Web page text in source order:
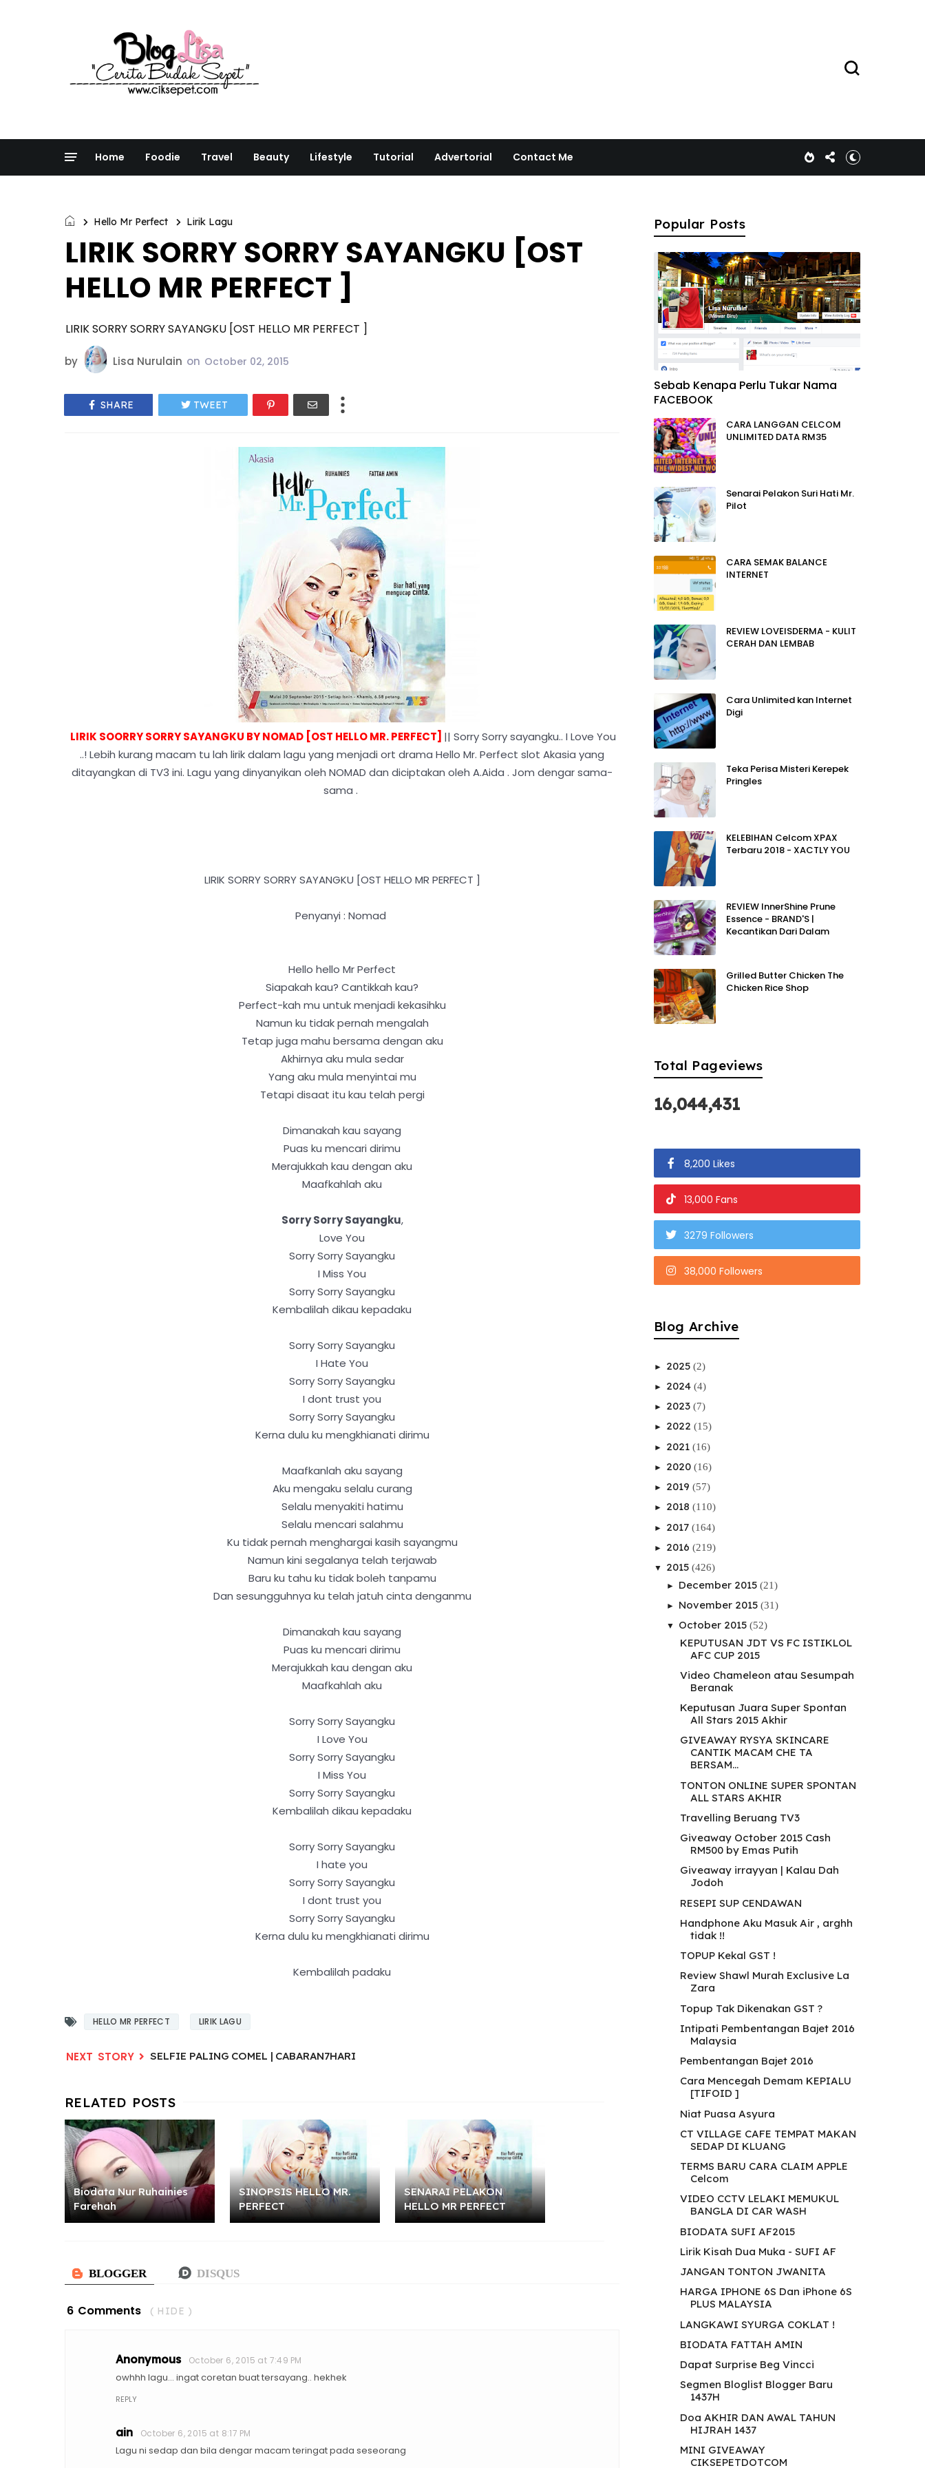
Home Foodie Travel Beauty Lifestyle Tutorial Advertorial Contact Me
Hello Mr Perfect Lirik Lagu
LIRIK SORRY SORRY SAYANGKU [OST
HELLO MR PERFECT ]
LIRIK SORRY SORRY SAYANGKU [OST HELLO MR PERFECT ]
by Lisa Nurulain on October 02, 2015
SHARE TWEET
LIRIK SOORRY SORRY SAYANGKU BY NOMAD [OST HELLO MR. PERFECT] || Sorry Sorry sayangku.. I Love You
..! Lebih kurang macam tu lah lirik dalam lagu yang menjadi ort drama Hello Mr. Perfect slot Akasia yang
ditayangkan di TV3 ini. Lagu yang dinyanyikan oleh NOMAD dan diciptakan oleh A.Aida . Jom dengar sama-
sama .
LIRIK SORRY SORRY SAYANGKU [OST HELLO MR PERFECT ]
Penyanyi : Nomad
Hello hello Mr Perfect
Siapakah kau? Cantikkah kau?
Perfect-kah mu untuk menjadi kekasihku
Namun ku tidak pernah mengalah
Tetap juga mahu bersama dengan aku
Akhirnya aku mula sedar
Yang aku mula menyintai mu
Tetapi disaat itu kau telah pergi
Dimanakah kau sayang
Puas ku mencari dirimu
Merajukkah kau dengan aku
Maafkahlah aku
Sorry Sorry Sayangku,
Love You
Sorry Sorry Sayangku
I Miss You
Sorry Sorry Sayangku
Kembalilah dikau kepadaku
Sorry Sorry Sayangku
I Hate You
Sorry Sorry Sayangku
I dont trust you
Sorry Sorry Sayangku
Kerna dulu ku mengkhianati dirimu
Maafkanlah aku sayang
Aku mengaku selalu curang
Selalu menyakiti hatimu
Selalu mencari salahmu
Ku tidak pernah menghargai kasih sayangmu
Namun kini segalanya telah terjawab
Baru ku tahu ku tidak boleh tanpamu
Dan sesungguhnya ku telah jatuh cinta denganmu
Dimanakah kau sayang
Puas ku mencari dirimu
Merajukkah kau dengan aku
Maafkahlah aku
Sorry Sorry Sayangku
I Love You
Sorry Sorry Sayangku
I Miss You
Sorry Sorry Sayangku
Kembalilah dikau kepadaku
Sorry Sorry Sayangku
I hate you
Sorry Sorry Sayangku
I dont trust you
Sorry Sorry Sayangku
Kerna dulu ku mengkhianati dirimu
Kembalilah padaku
HELLO MR PERFECT LIRIK LAGU
SELFIE PALING COMEL | CABARAN7HARI
Biodata Nur Ruhainies
Farehah
SINOPSIS HELLO MR.
PERFECT
SENARAI PELAKON
HELLO MR PERFECT
6 Comments ( HIDE )
Anonymous October 6, 2015 at 7:49 PM
owhhh lagu... ingat coretan buat tersayang.. hekhek
REPLY
ain October 6, 2015 at 8:17 PM
Lagu ni sedap dan bila dengar macam teringat pada seseorang
Popular Posts
Sebab Kenapa Perlu Tukar Nama
FACEBOOK
CARA LANGGAN CELCOM
UNLIMITED DATA RM35
Senarai Pelakon Suri Hati Mr.
Pilot
CARA SEMAK BALANCE
INTERNET
REVIEW LOVEISDERMA - KULIT
CERAH DAN LEMBAB
Cara Unlimited kan Internet
Digi
Teka Perisa Misteri Kerepek
Pringles
KELEBIHAN Celcom XPAX
Terbaru 2018 - XACTLY YOU
REVIEW InnerShine Prune
Essence - BRAND'S |
Kecantikan Dari Dalam
Grilled Butter Chicken The
Chicken Rice Shop
Total Pageviews
16,044,431
8,200 Likes
13,000 Fans
3279 Followers
38,000 Followers
Blog Archive
► 2025 (2)
► 2024 (4)
► 2023 (7)
► 2022 (15)
► 2021 (16)
► 2020 (16)
► 2019 (57)
► 2018 (110)
► 2017 (164)
► 2016 (219)
▼ 2015 (426)
► December 2015 (21)
► November 2015 (31)
▼ October 2015 (52)
KEPUTUSAN JDT VS FC ISTIKLOL
AFC CUP 2015
Video Chameleon atau Sesumpah
Beranak
Keputusan Juara Super Spontan
All Stars 2015 Akhir
GIVEAWAY RYSYA SKINCARE
CANTIK MACAM CHE TA
BERSAM...
TONTON ONLINE SUPER SPONTAN
ALL STARS AKHIR
Travelling Beruang TV3
Giveaway October 2015 Cash
RM500 by Emas Putih
Giveaway irrayyan | Kalau Dah
Jodoh
RESEPI SUP CENDAWAN
Handphone Aku Masuk Air , arghh
tidak !!
TOPUP Kekal GST !
Review Shawl Murah Exclusive La
Zara
Topup Tak Dikenakan GST ?
Intipati Pembentangan Bajet 2016
Malaysia
Pembentangan Bajet 2016
Cara Mencegah Demam KEPIALU
[TIFOID ]
Niat Puasa Asyura
CT VILLAGE CAFE TEMPAT MAKAN
SEDAP DI KLUANG
TERMS BARU CARA CLAIM APPLE
Celcom
VIDEO CCTV LELAKI MEMUKUL
BANGLA DI CAR WASH
BIODATA SUFI AF2015
Lirik Kisah Dua Muka - SUFI AF
JANGAN TONTON JWANITA
HARGA IPHONE 6S Dan iPhone 6S
PLUS MALAYSIA
LANGKAWI SYURGA COKLAT !
BIODATA FATTAH AMIN
Dapat Surprise Beg Vincci
Segmen Bloglist Blogger Baru
1437H
Doa AKHIR DAN AWAL TAHUN
HIJRAH 1437
MINI GIVEAWAY
CIKSEPETDOTCOM